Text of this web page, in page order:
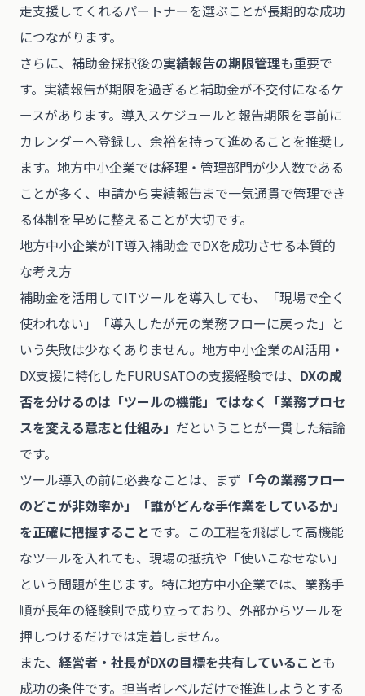
走支援してくれるパートナーを選ぶことが長期的な成功
につながります。
さらに、補助金採択後の実績報告の期限管理も重要で
す。実績報告が期限を過ぎると補助金が不交付になるケ
ースがあります。導入スケジュールと報告期限を事前に
カレンダーへ登録し、余裕を持って進めることを推奨し
ます。地方中小企業では経理・管理部門が少人数である
ことが多く、申請から実績報告まで一気通貫で管理でき
る体制を早めに整えることが大切です。
地方中小企業がIT導入補助金でDXを成功させる本質的
な考え方
補助金を活用してITツールを導入しても、「現場で全く
使われない」「導入したが元の業務フローに戻った」と
いう失敗は少なくありません。地方中小企業のAI活用・
DX支援に特化したFURUSATOの支援経験では、 DXの成
否を分けるのは「ツールの機能」ではなく「業務プロセ
スを変える意志と仕組み」 だということが一貫した結論
です。
ツール導入の前に必要なことは、まず 「今の業務フロー
のどこが非効率か」「誰がどんな手作業をしているか」
を正確に把握することです。この工程を飛ばして高機能
なツールを入れても、現場の抵抗や「使いこなせない」
という問題が生じます。特に地方中小企業では、業務手
順が長年の経験則で成り立っており、外部からツールを
押しつけるだけでは定着しません。
また、 経営者・社長がDXの目標を共有していることも
成功の条件です。担当者レベルだけで推進しようとする